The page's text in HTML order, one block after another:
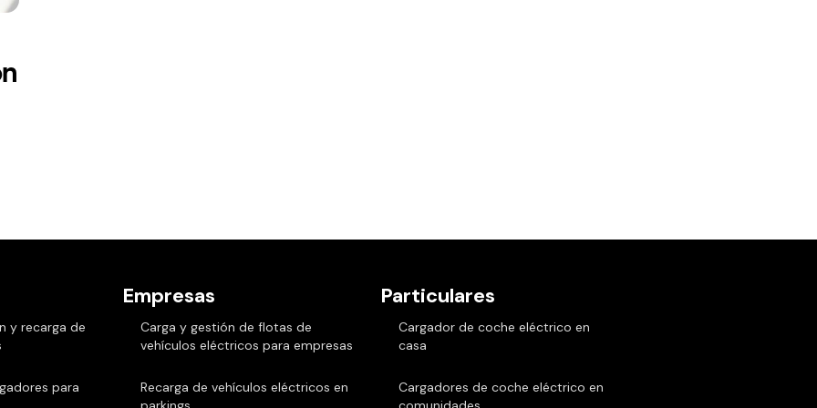
y recarga de
para
Empresas
Carga y gestión de flotas de
vehículos eléctricos para empresas
Recarga de vehículos eléctricos en
Particulares
Cargador de coche eléctrico en
casa
Cargadores de coche eléctrico en